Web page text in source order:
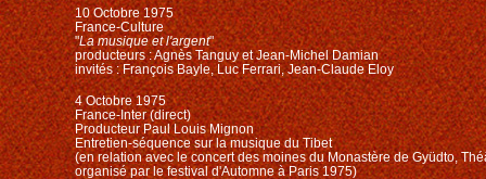
10 Octobre 1975
France-Culture
"La musique et l'argent"
producteurs : Agnès Tanguy et Jean-Michel Damian
invités : François Bayle, Luc Ferrari, Jean-Claude Eloy
4 Octobre 1975
France-Inter (direct)
Producteur Paul Louis Mignon
Entretien-séquence sur la musique du Tibet
(en relation avec le concert des moines du Monastère de Gyüdto,Thé
organisé par le festival d'Automne à Paris 1975)